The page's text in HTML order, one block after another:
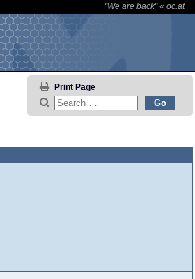
"We are back"« oc.at
Print Page